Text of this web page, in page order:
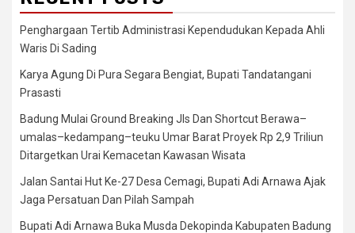
Penghargaan Tertib Administrasi Kependudukan Kepada Ahli
Waris Di Sading
Karya Agung Di Pura Segara Bengiat, Bupati Tandatangani
Prasasti
Badung Mulai Ground Breaking Jls Dan Shortcut Berawa–
umalas–kedampang–teuku Umar Barat Proyek Rp 2,9 Triliun
Ditargetkan Urai Kemacetan Kawasan Wisata
Jalan Santai Hut Ke-27 Desa Cemagi, Bupati Adi Arnawa Ajak
Jaga Persatuan Dan Pilah Sampah
Bupati Adi Arnawa Buka Musda Dekopinda Kabupaten Badung